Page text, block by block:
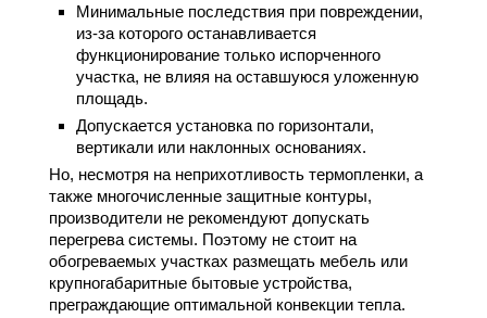
Минимальные последствия при повреждении,
из-за которого останавливается
функционирование только испорченного
участка, не влияя на оставшуюся уложенную
площадь.
Допускается установка по горизонтали,
вертикали или наклонных основаниях.
Но, несмотря на неприхотливость термопленки, а
также многочисленные защитные контуры,
производители не рекомендуют допускать
перегрева системы. Поэтому не стоит на
обогреваемых участках размещать мебель или
крупногабаритные бытовые устройства,
преграждающие оптимальной конвекции тепла.